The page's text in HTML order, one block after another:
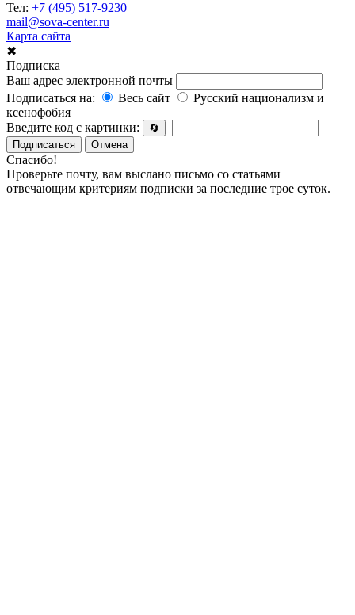
Тел: +7 (495) 517-9230
mail@sova-center.ru
Карта сайта
✖
Подписка
Ваш адрес электронной почты
Подписаться на:
Весь сайт
Русский национализм и
ксенофобия
Введите код с картинки:
🔄
Подписаться
Отмена
Спасибо!
Проверьте почту, вам выслано письмо со статьями
отвечающим критериям подписки за последние трое суток.